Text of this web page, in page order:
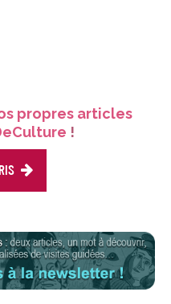
propres articles
!